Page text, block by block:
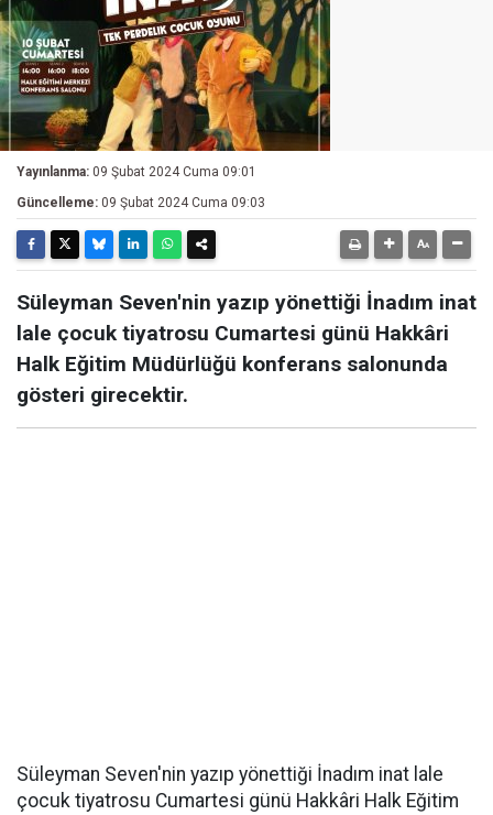
Yayınlanma: 09 Şubat 2024 Cuma 09:01
Güncelleme: 09 Şubat 2024 Cuma 09:03
Süleyman Seven'nin yazıp yönettiği İnadım inat
lale çocuk tiyatrosu Cumartesi günü Hakkâri
Halk Eğitim Müdürlüğü konferans salonunda
gösteri girecektir.
Süleyman Seven'nin yazıp yönettiği İnadım inat lale
çocuk tiyatrosu Cumartesi günü Hakkâri Halk Eğitim